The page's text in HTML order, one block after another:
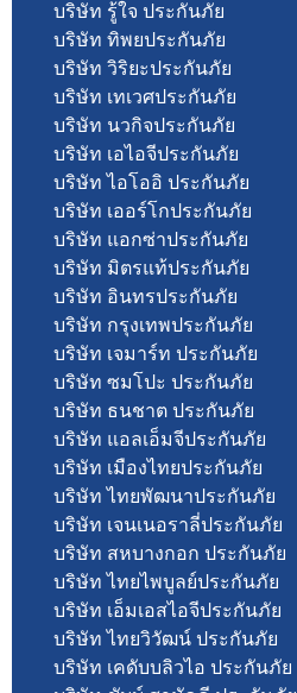
บริษัท รู้ใจ ประกันภัย
บริษัท ทิพยประกันภัย
บริษัท วิริยะประกันภัย
บริษัท เทเวศประกันภัย
บริษัท นวกิจประกันภัย
บริษัท เอไอจีประกันภัย
บริษัท ไอโออิ ประกันภัย
บริษัท เออร์โกประกันภัย
บริษัท แอกซ่าประกันภัย
บริษัท มิตรแท้ประกันภัย
บริษัท อินทรประกันภัย
บริษัท กรุงเทพประกันภัย
บริษัท เจมาร์ท ประกันภัย
บริษัท ซมโปะ ประกันภัย
บริษัท ธนชาต ประกันภัย
บริษัท แอลเอ็มจีประกันภัย
บริษัท เมืองไทยประกันภัย
บริษัท ไทยพัฒนาประกันภัย
บริษัท เจนเนอราลี่ประกันภัย
บริษัท สหบางกอก ประกันภัย
บริษัท ไทยไพบูลย์ประกันภัย
บริษัท เอ็มเอสไอจีประกันภัย
บริษัท ไทยวิวัฒน์ ประกันภัย
บริษัท เคดับบลิวไอ ประกันภัย